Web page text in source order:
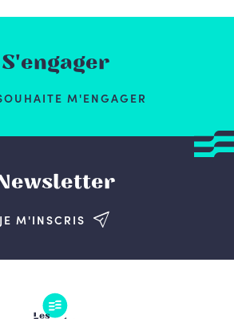
S'engager
M'ENGAGER
JE M'INSCRIS